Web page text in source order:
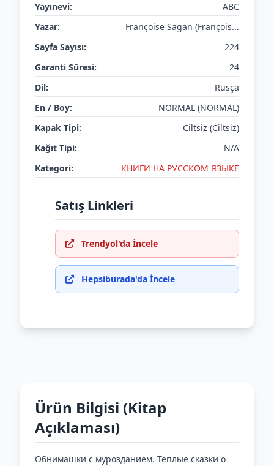
Yayınevi:
ABC
Yazar:
Françoise Sagan (François...
Sayfa Sayısı:
224
Garanti Süresi:
24
Dil:
Rusça
En / Boy:
NORMAL (NORMAL)
Kapak Tipi:
Ciltsiz (Ciltsiz)
Kağıt Tipi:
N/A
Kategori:
КНИГИ НА РУССКОМ ЯЗЫКЕ
Satış Linkleri
Trendyol'da İncele
Hepsiburada'da İncele
Ürün Bilgisi (Kitap
Açıklaması)
Обнимашки с мурозданием. Теплые сказки о